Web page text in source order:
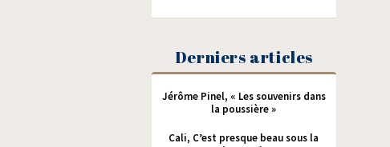
Derniers articles
Jérôme Pinel, « Les souvenirs dans
la poussière »
Cali, C’est presque beau sous la